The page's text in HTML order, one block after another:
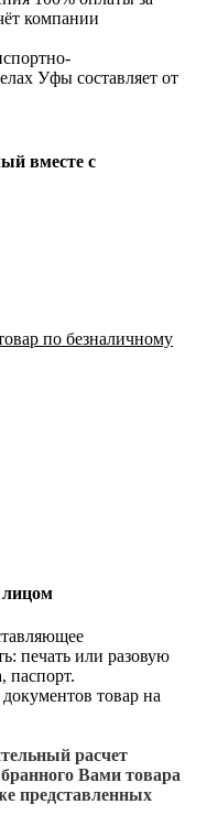
компании
Уфы составляет от
вместе с
по безналичному
лицом
печать или разовую
паспорт.
товар на
расчет
Вами товара
представленных